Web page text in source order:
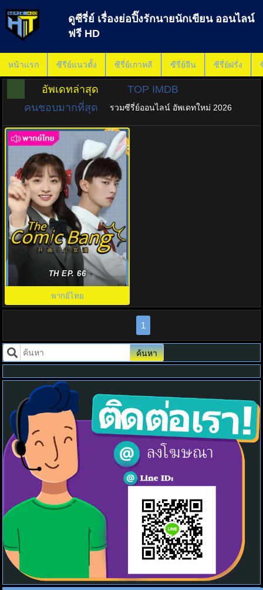
ดูซีรี่ย์ เรื่องย่อปิ๊งรักนายนักเขียน ออนไลน์
ฟรี HD
หน้าแรก ซีรีย์แนวตั้ง ซีรี่ย์เกาหลี ซีรี่ย์จีน ซีรี่ย์ฝรั่ง
อัพเดทล่าสุด
TOP IMDB
คนชอบมากที่สุด
รวมซีรี่ย์ออนไลน์ อัพเดทใหม่ 2026
ปิ๊งรักนายนักเขียน (2025) The
Comic Bang พากย์ไทย EP.1-36
7.0 พากย์ไทย
TH EP. 66
พากย์ไทย
1
ค้นหา